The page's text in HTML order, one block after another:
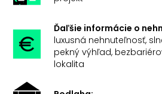
Ďaľšie informácie o
luxusná nehnuteľnosť,
pekný výhľad,
lokalita